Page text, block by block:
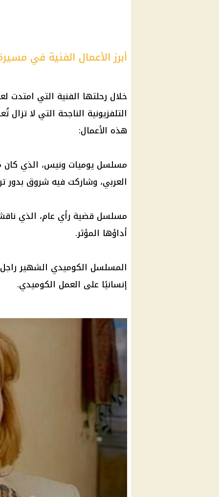
أبرز الأعمال الفنية في
خلال رحلتها الفنية التي امتدت
التلفزيونية الناجحة التي لا
هذه الأعمال:
مسلسل يوميات ونيس، الذي كان
العربي، وشاركت فيه شروق بدور
مسلسل قضية رأي عام، الذي ناقش
أداؤها المؤثر.
المسلسل الكوميدي الشهير
إنسانيًا على العمل الكوميدي.